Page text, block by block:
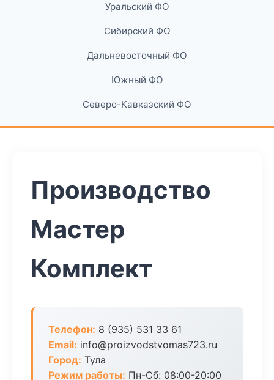
Уральский ФО
Сибирский ФО
Дальневосточный ФО
Южный ФО
Северо-Кавказский ФО
Производство
Мастер
Комплект
Телефон: 8 (935) 531 33 61
Email: info@proizvodstvomas723.ru
Город: Тула
Режим работы: Пн-Сб: 08:00-20:00